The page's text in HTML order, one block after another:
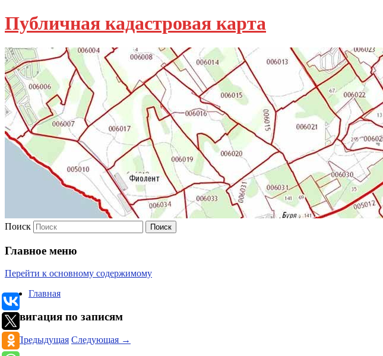
Публичная кадастровая карта
Поиск
Главное меню
Перейти к основному содержимому
Главная
Навигация по записям
←Предыдущая Следующая →